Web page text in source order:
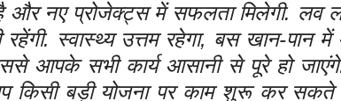
और नए प्रोजेक्ट्स में सफलता मिलेगी. लव
स्वास्थ्य उत्तम रहेगा, बस खान-पान में
आपके सभी कार्य आसानी से पूरे हो
किसी बड़ी योजना पर काम शुरू कर सकते